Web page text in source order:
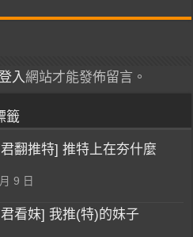
入網站才能發佈留言。
籤
翻推特] 推特上在夯什麼
9 日
看妹] 我推(特)的妹子